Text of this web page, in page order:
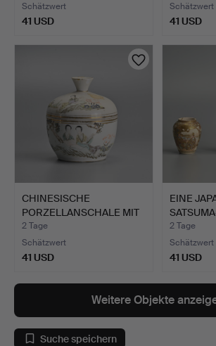
Schätzwert
41 USD
Schätzwert
41 USD
CHINESISCHE
PORZELLANSCHALE MIT
DECKEL, QI…
2 Tage
Schätzwert
41 USD
EINE
IN EI…
2 Tage
Schätzwert
41 USD
Weitere Objekte
Suche speichern